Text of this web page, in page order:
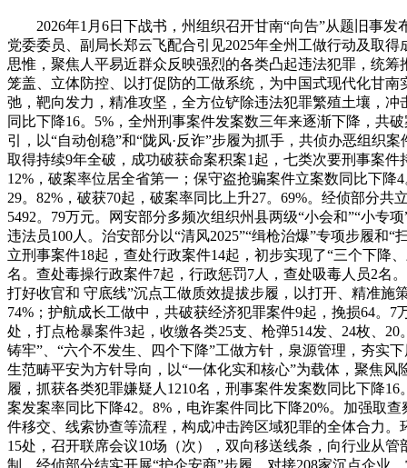
2026年1月6日下战书，州组织召开甘南“向告”从题旧事发
党委委员、副局长郑云飞配合引见2025年全州工做行动及取
思惟，聚焦人平易近群众反映强烈的各类凸起违法犯罪，统
笼盖、立体防控、以打促防的工做系统，为中国式现代化甘
弛，靶向发力，精准攻坚，全方位铲除违法犯罪繁殖土壤，
同比下降16。5%，全州刑事案件发案数三年来逐渐下降，共
引，以“自动创稳”和“陇风·反诈”步履为抓手，共侦办恶组织
取得持续9年全破，成功破获命案积案1起，七类次要刑事案
12%，破案率位居全省第一；保守盗抢骗案件立案数同比下降
29。82%，破获70起，破案率同比上升27。69%。经侦部分
5492。79万元。网安部分多频次组织州县两级“小会和”“小专
违法员100人。治安部分以“清风2025”“缉枪治爆”专项步履
立刑事案件18起，查处行政案件14起，初步实现了“三个下降
名。查处毒操行政案件7起，行政惩罚7人，查处吸毒人员2名
打好收官和 守底线”沉点工做质效提拔步履，以打开、精准
74%；护航成长工做中，共破获经济犯罪案件9起，挽损64。
处，打点枪暴案件3起，收缴各类25支、枪弹514发、24枚、
铸牢”、“六个不发生、四个下降”工做方针，泉源管理，夯实
生范畴平安为方针导向，以“一体化实和核心”为载体，聚焦
履，抓获各类犯罪嫌疑人1210名，刑事案件发案数同比下降
案发案率同比下降42。8%，电诈案件同比下降20%。加强取
件移交、线索协查等流程，构成冲击跨区域犯罪的全体合力
15处，召开联席会议10场（次），双向移送线条，向行业从
制。经侦部分结实开展“护企安商”步履，对接208家沉点企业